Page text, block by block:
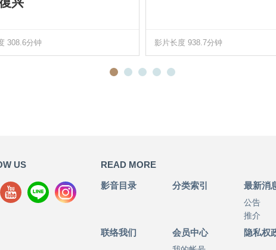
308.6分钟 影片长度 938.7分钟
US READ MORE
影音目录 分类索引 最新消
公告
推介
联络我们 会员中心 隐私权